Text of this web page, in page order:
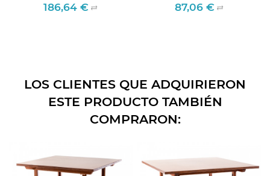
Precio
186,64 €
Precio
87,06 €
LOS CLIENTES QUE ADQUIRIERON
ESTE PRODUCTO TAMBIÉN
COMPRARON: